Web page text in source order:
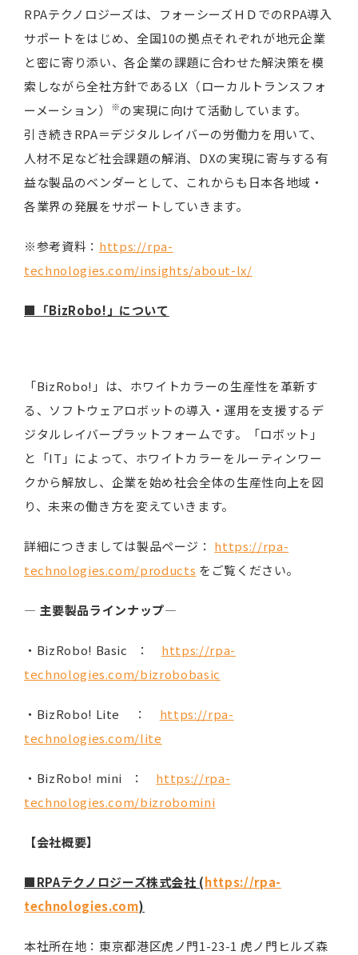
RPAテクノロジーズは、フォーシーズＨＤでのRPA導入
サポートをはじめ、全国10の拠点それぞれが地元企業
と密に寄り添い、各企業の課題に合わせた解決策を模
索しながら全社方針であるLX（ローカルトランスフォ
ーメーション）
※の実現に向けて活動しています。
引き続きRPA＝デジタルレイバーの労働力を用いて、
人材不足など社会課題の解消、DXの実現に寄与する有
益な製品のベンダーとして、これからも日本各地域・
各業界の発展をサポートしていきます。
※参考資料： https://rpa-
technologies.com/insights/about-lx/
■「BizRobo!」について
「BizRobo!」は、ホワイトカラーの生産性を革新す
る、ソフトウェアロボットの導入・運用を支援するデ
ジタルレイバープラットフォームです。「ロボット」
と「IT」によって、ホワイトカラーをルーティンワー
クから解放し、企業を始め社会全体の生産性向上を図
り、未来の働き方を変えていきます。
詳細につきましては製品ページ： https://rpa-
technologies.com/products をご覧ください。
― 主要製品ラインナップ―
・BizRobo! Basic ： https://rpa-
technologies.com/bizrobobasic
・BizRobo! Lite ： https://rpa-
technologies.com/lite
・BizRobo! mini ： https://rpa-
technologies.com/bizrobomini
【会社概要】
■RPAテクノロジーズ株式会社 (https://rpa-
technologies.com)
本社所在地：東京都港区虎ノ門1-23-1 虎ノ門ヒルズ森